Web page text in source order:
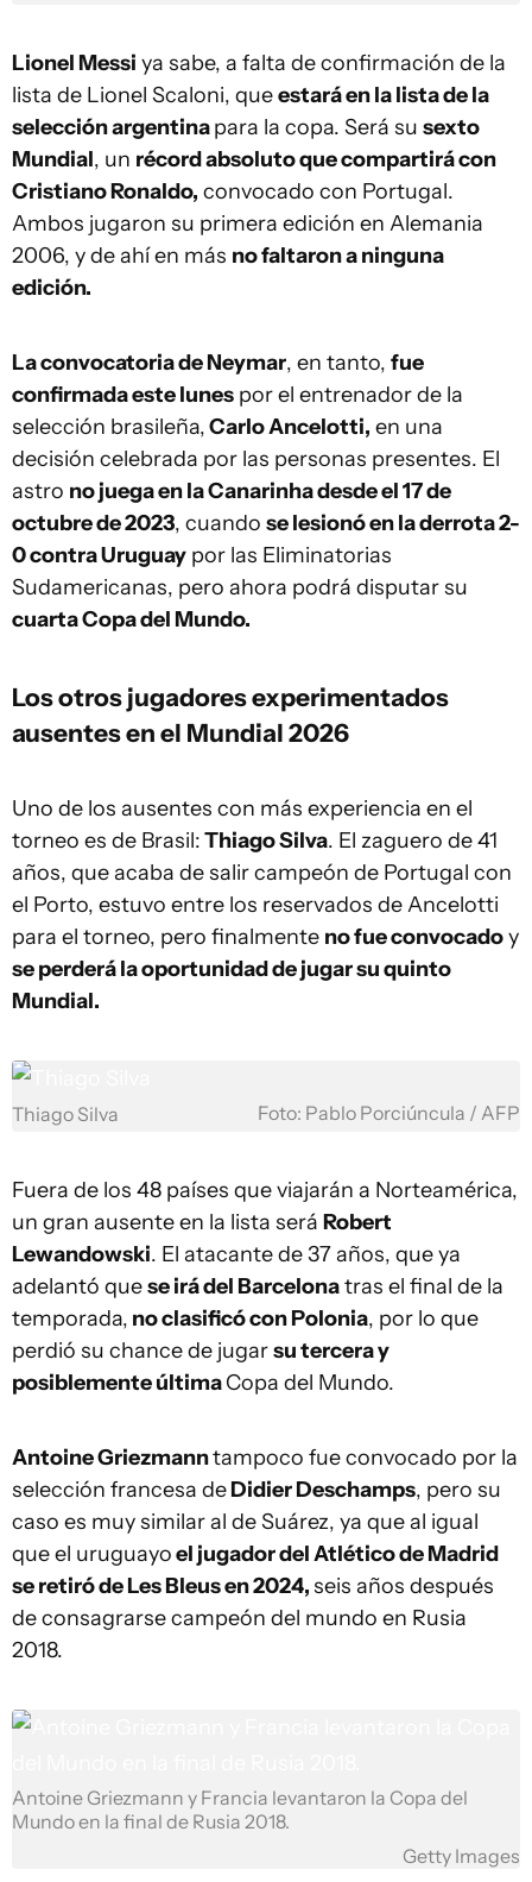
Lionel Messi ya sabe, a falta de confirmación de la
lista de Lionel Scaloni, queestará en la lista de la
selección argentinapara la copa. Será su sexto
Mundial, un récord absoluto que compartirá con
Cristiano Ronaldo, convocado con Portugal.
Ambos jugaron su primera edición en Alemania
2006, y de ahí en más no faltaron a ninguna
edición.
La convocatoria de Neymar, en tanto, fue
confirmada este lunes por el entrenador de la
selección brasileña,Carlo Ancelotti, en una
decisión celebrada por las personas presentes. El
astro no juega en la Canarinha desde el 17 de
octubre de 2023, cuando se lesionó en la derrota 2-
0 contra Uruguay por las Eliminatorias
Sudamericanas, pero ahora podrá disputar su
cuarta Copa del Mundo.
Los otros jugadores experimentados
ausentes en el Mundial 2026
Uno de los ausentes con más experiencia en el
torneo es de Brasil:Thiago Silva. El zaguero de 41
años, que acaba de salir campeón de Portugal con
el Porto, estuvo entre los reservados de Ancelotti
para el torneo, pero finalmente no fue convocadoy
se perderá la oportunidad de jugar su quinto
Mundial.
Thiago Silva Foto: Pablo Porciúncula / AFP
Fuera de los 48 países que viajarán a Norteamérica,
un gran ausente en la lista será Robert
Lewandowski. El atacante de 37 años, que ya
adelantó quese irá del Barcelonatras el final de la
temporada, no clasificó con Polonia, por lo que
perdió su chance de jugarsu tercera y
posiblemente últimaCopa del Mundo.
Antoine Griezmanntampoco fue convocado por la
selección francesa deDidier Deschamps, pero su
caso es muy similar al de Suárez, ya que al igual
que el uruguayoel jugador del Atlético de Madrid
se retiró de Les Bleus en 2024,seis años después
de consagrarse campeón del mundo en Rusia
2018.
Antoine Griezmann y Francia levantaron la Copa del
Mundo en la final de Rusia 2018.
Getty Images